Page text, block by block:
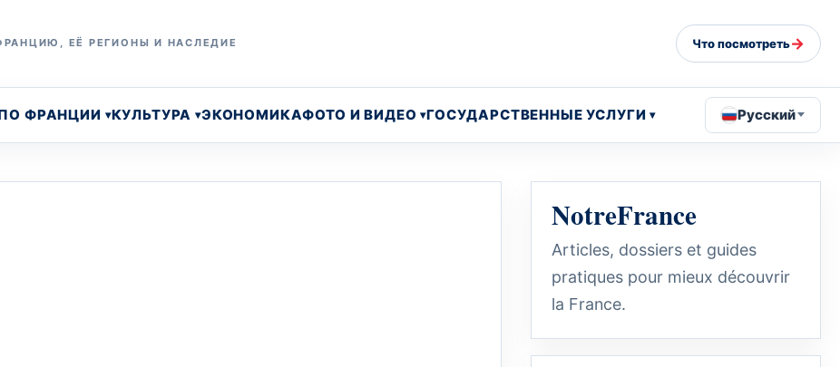
ЕЁ РЕГИОНЫ И НАСЛЕДИЕ Что посмотреть→
ФРАНЦИИ КУЛЬТУРА ЭКОНОМИКАФОТО И ВИДЕО ГОСУДАРСТВЕННЫЕ УСЛУГИ Русский
NotreFrance
Articles, dossiers et guides
pratiques pour mieux découvrir
la France.